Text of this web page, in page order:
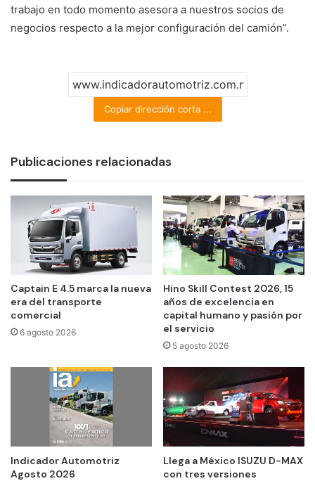
trabajo en todo momento asesora a nuestros socios de
negocios respecto a la mejor configuración del camión”.
Copiar dirección corta ...
Publicaciones relacionadas
Captain E 4.5 marca la nueva
era del transporte
comercial
6 agosto 2026
Hino Skill Contest 2026, 15
años de excelencia en
capital humano y pasión por
el servicio
5 agosto 2026
Indicador Automotriz
Agosto 2026
Llega a México ISUZU D-MAX
con tres versiones